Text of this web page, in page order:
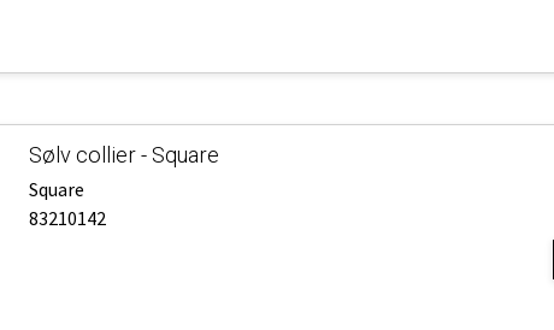
Sølv collier - Square
Square
83210142